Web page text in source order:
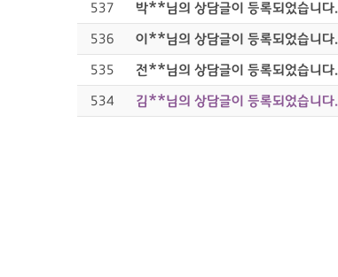
537 박**님의 상담글이 등록되었습니다.
536 이**님의 상담글이 등록되었습니다.
535 전**님의 상담글이 등록되었습니다.
534 김**님의 상담글이 등록되었습니다.